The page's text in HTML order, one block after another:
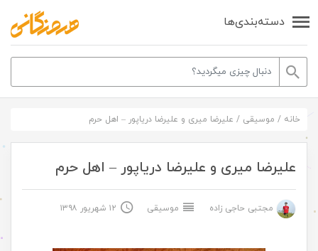
دسته‌بندی‌ها
خانه / موسیقی / علیرضا میری و علیرضا دریاپور – اهل حرم
علیرضا میری و علیرضا دریاپور – اهل حرم
مجتبی حاجی زاده موسیقی ۱۲ شهریور ۱۳۹۸